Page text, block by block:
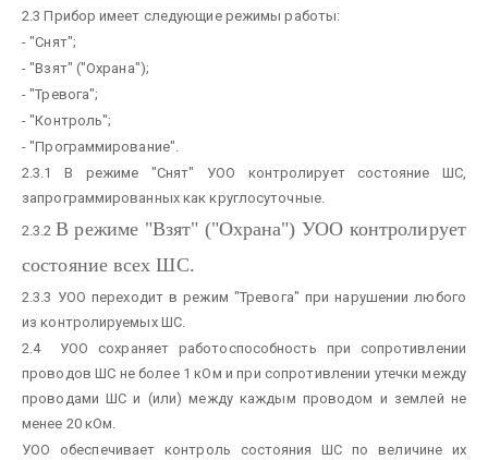
2.3 Прибор имеет следующие режимы работы:
- "Снят";
- "Взят" ("Охрана");
- "Тревога";
- "Контроль";
- "Программирование".
2.3.1 В режиме "Снят" УОО контролирует состояние ШС,
запрограммированных как круглосуточные.
2.3.2 В режиме "Взят" ("Охрана") УОО контролирует
состояние всех ШС.
2.3.3 УОО переходит в режим "Тревога" при нарушении любого
из контролируемых ШС.
2.4 УОО сохраняет работоспособность при сопротивлении
проводов ШС не более 1 кОм и при сопротивлении утечки между
проводами ШС и (или) между каждым проводом и землей не
менее 20 кОм.
УОО обеспечивает контроль состояния ШС по величине их